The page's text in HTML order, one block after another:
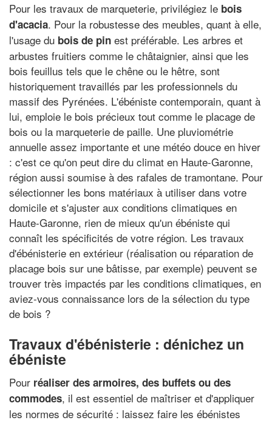
Pour les travaux de marqueterie, privilégiez le bois
d'acacia. Pour la robustesse des meubles, quant à elle,
l'usage du bois de pin est préférable. Les arbres et
arbustes fruitiers comme le châtaignier, ainsi que les
bois feuillus tels que le chêne ou le hêtre, sont
historiquement travaillés par les professionnels du
massif des Pyrénées. L'ébéniste contemporain, quant à
lui, emploie le bois précieux tout comme le placage de
bois ou la marqueterie de paille. Une pluviométrie
annuelle assez importante et une météo douce en hiver
: c'est ce qu'on peut dire du climat en Haute-Garonne,
région aussi soumise à des rafales de tramontane. Pour
sélectionner les bons matériaux à utiliser dans votre
domicile et s'ajuster aux conditions climatiques en
Haute-Garonne, rien de mieux qu'un ébéniste qui
connaît les spécificités de votre région. Les travaux
d'ébénisterie en extérieur (réalisation ou réparation de
placage bois sur une bâtisse, par exemple) peuvent se
trouver très impactés par les conditions climatiques, en
aviez-vous connaissance lors de la sélection du type
de bois ?
Travaux d'ébénisterie : dénichez un
ébéniste
Pour réaliser des armoires, des buffets ou des
commodes, il est essentiel de maîtriser et d'appliquer
les normes de sécurité : laissez faire les ébénistes